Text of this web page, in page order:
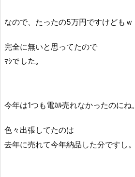
なので、たったの5万円ですけどもｗ
完全に無いと思ってたので
ﾏｼでした。
今年は1つも電ｶﾙ売れなかったのにね。
色々出張してたのは
去年に売れて今年納品した分ですし。